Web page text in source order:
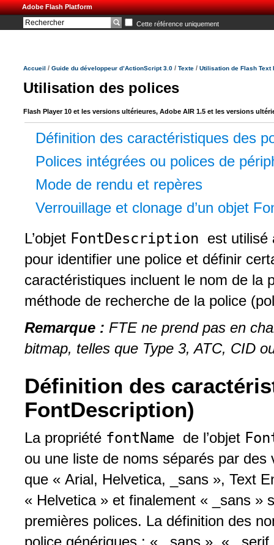
Adobe Flash Platform
Cette référence uniquement
Accueil / Guide du développeur d’ActionScript 3.0 / Texte / Utilisation de Flash Text
Utilisation des polices
Flash Player 10 et les versions ultérieures, Adobe AIR 1.5 et les versions
Définition des caractéristiques des
Polices intégrées ou polices de
Mode de rendu et repères
Verrouillage et clonage d’un objet
L’objet FontDescription est utilisé
pour identifier une police et définir
caractéristiques incluent le nom de la
méthode de recherche de la police
Remarque : FTE ne prend pas en
bitmap, telles que Type 3, ATC, CID
Définition des
FontDescription)
La propriété fontName de l’objet
ou une liste de noms séparés par
que « Arial, Helvetica, _sans », Text
« Helvetica » et finalement « _sans »
premières polices. La définition des